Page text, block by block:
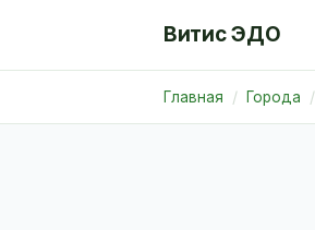
Витис ЭДО
Главная Города